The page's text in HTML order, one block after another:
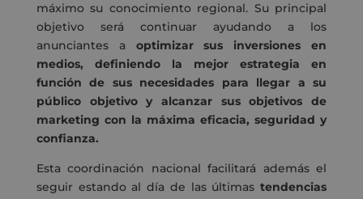
máximo su conocimiento regional. Su principal
objetivo será continuar ayudando a los
anunciantes a optimizar sus inversiones en
medios, definiendo la mejor estrategia en
función de sus necesidades para llegar a su
público objetivo y alcanzar sus objetivos de
marketing con la máxima eficacia, seguridad y
confianza.
Esta coordinación nacional facilitará además el
seguir estando al día de las últimastendencias